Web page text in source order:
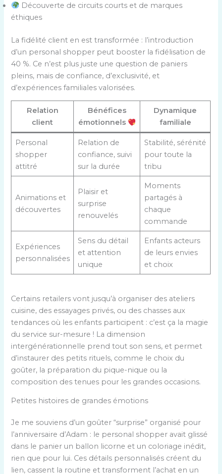
Découverte de circuits courts et de marques
éthiques
La fidélité client en est transformée : l’introduction
d’un personal shopper peut booster la fidélisation de
40 %. Ce n’est plus juste une question de paniers
pleins, mais de confiance, d’exclusivité, et
d’expériences familiales valorisées.
Relation
client
Bénéfices
émotionnels
Dynamique
familiale
Personal
shopper
attitré
Relation de
confiance, suivi
sur la durée
Stabilité, sérénité
pour toute la
tribu
Animations et
découvertes
Plaisir et
surprise
renouvelés
Moments
partagés à
chaque
commande
Expériences
personnalisées
Sens du détail
et attention
unique
Enfants acteurs
de leurs envies
et choix
Certains retailers vont jusqu’à organiser des ateliers
cuisine, des essayages privés, ou des chasses aux
tendances où les enfants participent : c’est ça la magie
du service sur-mesure ! La dimension
intergénérationnelle prend tout son sens, et permet
d’instaurer des petits rituels, comme le choix du
goûter, la préparation du pique-nique ou la
composition des tenues pour les grandes occasions.
Petites histoires de grandes émotions
Je me souviens d’un goûter “surprise” organisé pour
l’anniversaire d’Adam : le personal shopper avait glissé
dans le panier un ballon licorne et un coloriage inédit,
rien que pour lui. Ces détails personnalisés créent du
lien, cassent la routine et transforment l’achat en un